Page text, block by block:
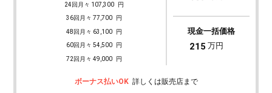
24回月々 107,300 円
36回月々 77,700 円
48回月々 63,100 円
60回月々 54,500 円
72回月々 49,000 円
現金一括価格
215 万円
ボーナス払いOK 詳しくは販売店まで